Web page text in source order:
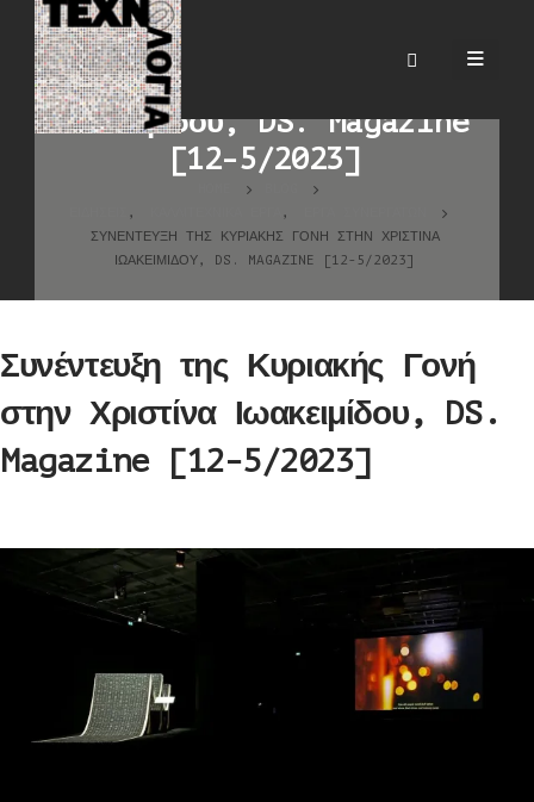
Συνέντευξη της Κυριακής
Γονή στην Χριστίνα
Ιωακειμίδου, DS. Magazine
[12-5/2023]
, ,
ΣΥΝΈΝΤΕΥΞΗ ΤΗΣ ΚΥΡΙΑΚΉΣ ΓΟΝΉ ΣΤΗΝ ΧΡΙΣΤΊΝΑ
ΙΩΑΚΕΙΜΊΔΟΥ, DS. MAGAZINE [12-5/2023]
Συνέντευξη της Κυριακής Γονή
στην Χριστίνα Ιωακειμίδου, DS.
Magazine [12-5/2023]